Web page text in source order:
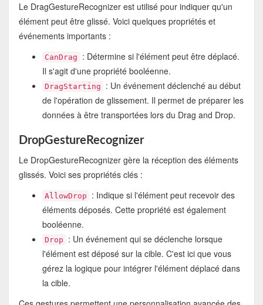
Le DragGestureRecognizer est utilisé pour indiquer qu'un
élément peut être glissé. Voici quelques propriétés et
événements importants :
CanDrag
: Détermine si l'élément peut être déplacé.
Il s'agit d'une propriété booléenne.
DragStarting
: Un événement déclenché au début
de l'opération de glissement. Il permet de préparer les
données à être transportées lors du Drag and Drop.
DropGestureRecognizer
Le DropGestureRecognizer gère la réception des éléments
glissés. Voici ses propriétés clés :
AllowDrop
: Indique si l'élément peut recevoir des
éléments déposés. Cette propriété est également
booléenne.
Drop
: Un événement qui se déclenche lorsque
l'élément est déposé sur la cible. C'est ici que vous
gérez la logique pour intégrer l'élément déplacé dans
la cible.